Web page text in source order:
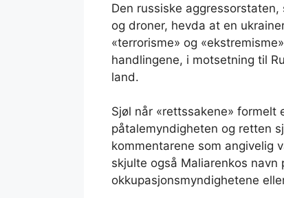
Den russiske
og droner, hevda at en
«terrorisme» og
handlingene, i motsetning til
land.
Sjøl når «rettssakene»
påtalemyndigheten og retten
kommentarene som angivelig
skjulte også Maliarenkos
okkupasjonsmyndighetene